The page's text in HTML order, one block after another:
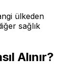
ülkeden
sağlık
Alınır?